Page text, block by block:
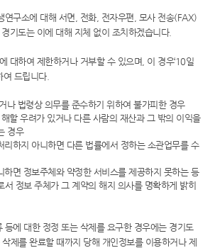
연구소에 대해 서면, 전화, 전자우편, 모사 전송(FAX)
기도는 이에 대해 지체 없이 조치하겠습니다.
대하여 제한하거나 거부할 수 있으며, 이 경우‘10일
여 드립니다.
나 법령상 의무를 준수하기 위하여 불가피한 경우
할 우려가 있거나 다른 사람의 재산과 그 밖의 이익을
경우
리하지 아니하면 다른 법률에서 정하는 소관업무를 수
면 정보주체와 약정한 서비스를 제공하지 못하는 등
서 정보 주체가 그 계약의 해지 의사를 명확하게 밝히
등에 대한 정정 또는 삭제를 요구한 경우에는 경기도
제를 완료할 때까지 당해 개인정보를 이용하거나 제